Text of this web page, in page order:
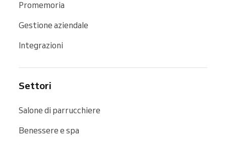
Promemoria
Gestione aziendale
Integrazioni
Settori
Salone di parrucchiere
Benessere e spa